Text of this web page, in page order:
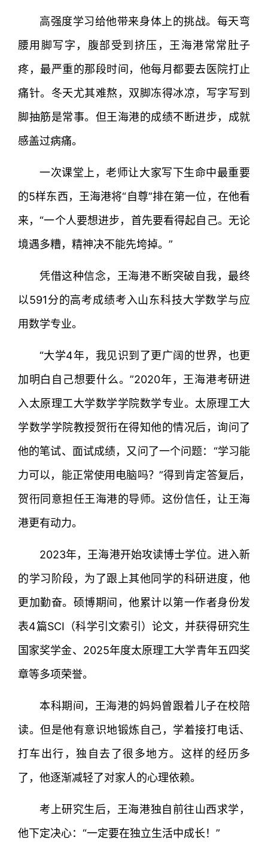
高强度学习给他带来身体上的挑战。每天弯
腰用脚写字，腹部受到挤压，王海港常常肚子
疼，最严重的那段时间，他每月都要去医院打止
痛针。冬天尤其难熬，双脚冻得冰凉，写字写到
脚抽筋是常事。但王海港的成绩不断进步，成就
感盖过病痛。
一次课堂上，老师让大家写下生命中最重要
的5样东西，王海港将“自尊”排在第一位，在他看
来，“一个人要想进步，首先要看得起自己。无论
境遇多糟，精神决不能先垮掉。”
凭借这种信念，王海港不断突破自我，最终
以591分的高考成绩考入山东科技大学数学与应
用数学专业。
“大学4年，我见识到了更广阔的世界，也更
加明白自己想要什么。”2020年，王海港考研进
入太原理工大学数学学院数学专业。太原理工大
学数学学院教授贺衎在得知他的情况后，询问了
他的笔试、面试成绩，又问了一个问题：“学习能
力可以，能正常使用电脑吗？”得到肯定答复后，
贺衎同意担任王海港的导师。这份信任，让王海
港更有动力。
2023年，王海港开始攻读博士学位。进入新
的学习阶段，为了跟上其他同学的科研进度，他
更加勤奋。硕博期间，他累计以第一作者身份发
表4篇SCI（科学引文索引）论文，并获得研究生
国家奖学金、2025年度太原理工大学青年五四奖
章等多项荣誉。
本科期间，王海港的妈妈曾跟着儿子在校陪
读。但是他有意识地锻炼自己，学着接打电话、
打车出行，独自去了很多地方。这样的经历多
了，他逐渐减轻了对家人的心理依赖。
考上研究生后，王海港独自前往山西求学，
他下定决心：“一定要在独立生活中成长！”